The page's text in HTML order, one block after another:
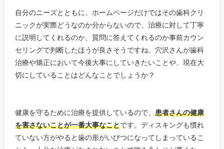
自分のニーズとともに、ホームページだけではその歯科クリ
ニックが実際どうなのか分からないので、治療に対して丁寧
に説明してくれるのか、質問に答えてくれるのか事前カウン
セリングで判断したほうが良さそうですね。穴沢さんが歯科
治療や矯正において今後大事にしていきたいことや、現在大
切にしていることはどんなことでしょうか？
健康を守るために治療を提供しているので、 患者さんの健康
を害さないことが一番大事なことです。ディスキングも慣れ
ていない方がやると歯の形がいびつになってしまっているこ